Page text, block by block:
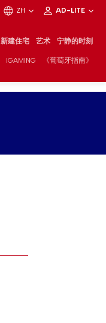
ZH AD-LITE
新建住宅 艺术 宁静的时刻
IGAMING 《葡萄牙指南》